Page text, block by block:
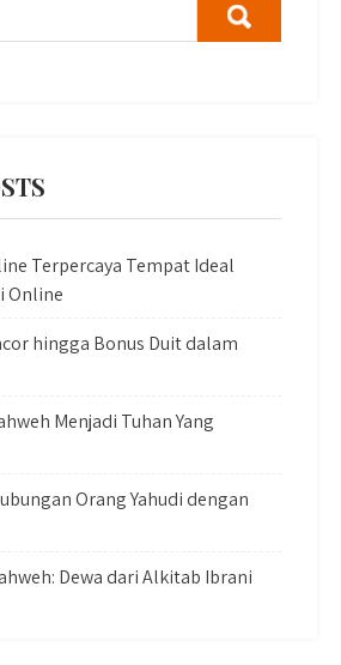
Terpercaya Tempat Ideal
Online
hingga Bonus Duit dalam
Menjadi Tuhan Yang
Orang Yahudi dengan
Dewa dari Alkitab Ibrani